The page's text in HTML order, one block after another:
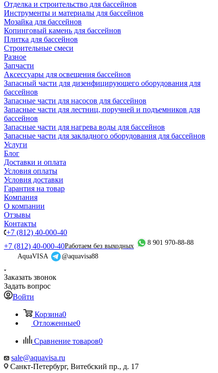
Отделка и строительство для бассейнов
Инструменты и материалы для бассейнов
Мозайка для бассейнов
Копинговый камень для бассейнов
Плитка для бассейнов
Строительные смеси
Разное
Запчасти
Аксессуары для освещения бассейнов
Запасный части для дизенфицирующего оборудования для
бассейнов
Запасные части для насосов для бассейнов
Запасные части для лестниц, поручней и подъемников для
бассейнов
Запасные части для нагрева воды для бассейнов
Запасные части для закладного оборудования для бассейнов
Услуги
Блог
Доставки и оплата
Условия оплаты
Условия доставки
Гарантия на товар
Компания
О компании
Отзывы
Контакты
+7 (812) 40-000-40
+7 (812) 40-000-40Работаем без выходных
8 901 970-88-88
AquaVISA
@aquavisa88
Заказать звонок
Задать вопрос
Войти
Корзина0
Отложенные0
Сравнение товаров0
sale@aquavisa.ru
Санкт-Петербург, Витебский пр., д. 17